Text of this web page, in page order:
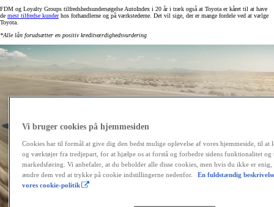
FDM og Loyalty Groups tilfredshedsundersøgelse AutoIndex i 20 år i træk også at Toyota er kåret til at have
de mest tilfredse kunderhos forhandlerne og på værkstederne. Det vil sige, der er mange fordele ved at vælge
Toyota.
*Alle lån forudsætter en positiv kreditværdighedsvurdering
Vi bruger cookies på hjemmesiden
Cookies har til formål at give dig den bedst mulige oplevelse af vores hjemmeside, til at
og værktøjer fra tredjepart, for at hjælpe os at forstå og forbedre sidens funktionalitet
markedsføring. Vi anbefaler, at du beholder alle disse cookies, men hvis du ikke er
ændre dem ved at trykke på cookie indstillingerne nedenfor.
En fuldstændig
vores cookie-politik